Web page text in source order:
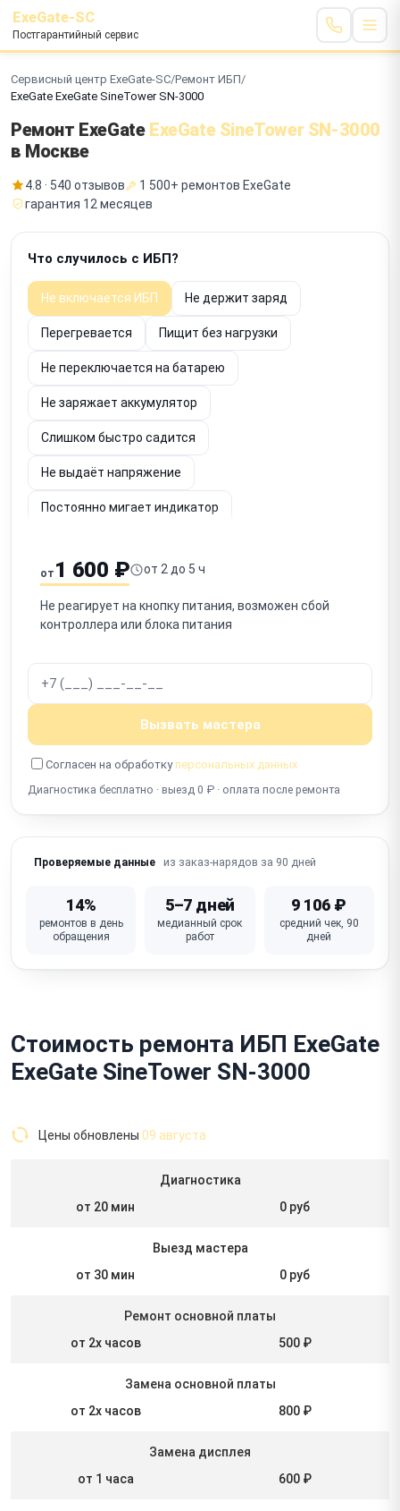
ExeGate-SC
Постгарантийный сервис
Сервисный центр ExeGate-SC/Ремонт ИБП/
ExeGate ExeGate SineTower SN-3000
Ремонт ExeGate ExeGate SineTower SN-3000
в Москве
4.8 · 540 отзывов
1 500+ ремонтов ExeGate
гарантия 12 месяцев
Что случилось с ИБП?
Не включается ИБП Не держит заряд
Перегревается Пищит без нагрузки
Не переключается на батарею
Не заряжает аккумулятор
Слишком быстро садится
Не выдаёт напряжение
Постоянно мигает индикатор
Срабатывает защита Запах гари
Не включается после отключения
от 1 600 ₽ от 2 до 5 ч
Не реагирует на кнопку питания, возможен сбой
контроллера или блока питания
Вызвать мастера
Согласен на обработку персональных данных
Диагностика бесплатно · выезд 0 ₽ · оплата после ремонта
Проверяемые данные из заказ-нарядов за 90 дней
14%
ремонтов в день
обращения
5–7 дней
медианный срок
работ
9 106 ₽
средний чек, 90
дней
Стоимость ремонта ИБП ExeGate
ExeGate SineTower SN-3000
Цены обновлены 09 августа
Диагностика
от 20 мин
0 руб
Выезд мастера
от 30 мин
0 руб
Ремонт основной платы
от 2х часов
500 ₽
Замена основной платы
от 2х часов
800 ₽
Замена дисплея
от 1 часа
600 ₽